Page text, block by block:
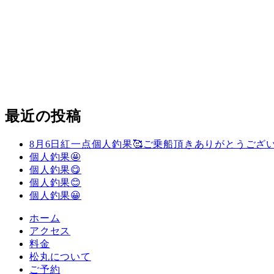
最近の投稿
8月6日紅一点個人釣果🥰ご乗船頂きありがとうござ
個人釣果🤩
個人釣果😋
個人釣果😊
個人釣果😀
ホーム
アクセス
料金
松丸について
ご予約